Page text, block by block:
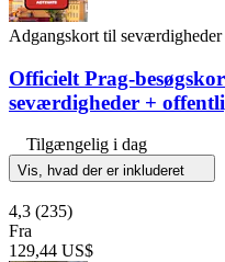
Adgangskort til seværdigheder
Officielt Prag-
seværdigheder +
Tilgængelig i dag
Vis, hvad der er inkluderet
4,3 (235)
Fra
129,44 US$